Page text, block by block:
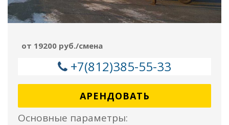
от 19200 руб./смена
+7(812)385-55-33
АРЕНДОВАТЬ
Основные параметры: